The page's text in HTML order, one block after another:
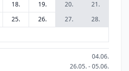
18. 19. 20.
21.
25. 26. 27.
28.
04.06.
26.05. - 05.06.